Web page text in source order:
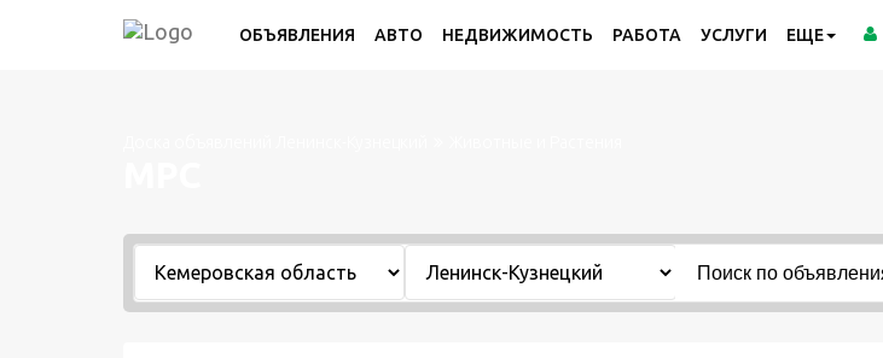
ОБЪЯВЛЕНИЯ АВТО НЕДВИЖИМОСТЬ РАБОТА УСЛУГИ ЕЩЕ